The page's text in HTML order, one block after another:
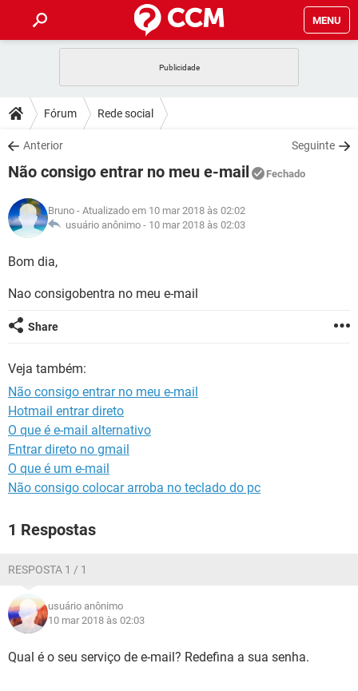
MENU
CELULAR
OUTLOOK
INSTAGRAM GMAIL
GUIA DE COMPRAS
DICAS
JOGOS
INSTAGRAM GMAIL
GUIA DE COMPRAS
DOWNLOADS
JOGOS WHATSAPP
CELULAR
OUTLOOK EXCEL
INSTAGRAM
JOGOS WHATSAPP
CELULAR
OUTLOOK
INSTAGRAM
GUIA DE COMPRAS
GLOSSÁRIO
JOGOS
INSTAGRAM
GUIA DE COMPRAS
Fórum Rede social
Anterior Seguinte
Não consigo entrar no meu e-mail Fechado
Bruno - Atualizado em 10 mar 2018 às 02:02
usuário anônimo - 10 mar 2018 às 02:03
Bom dia,
Nao consigobentra no meu e-mail
Share
Veja também:
Não consigo entrar no meu e-mail
Hotmail entrar direto
O que é e-mail alternativo
Entrar direto no gmail
O que é um e-mail
Não consigo colocar arroba no teclado do pc
1 Respostas
RESPOSTA 1 / 1
usuário anônimo
10 mar 2018 às 02:03
Qual é o seu serviço de e-mail? Redefina a sua senha.